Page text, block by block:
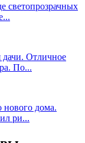
светопрозрачных
дачи. Отличное
По...
нового дома.
ри...